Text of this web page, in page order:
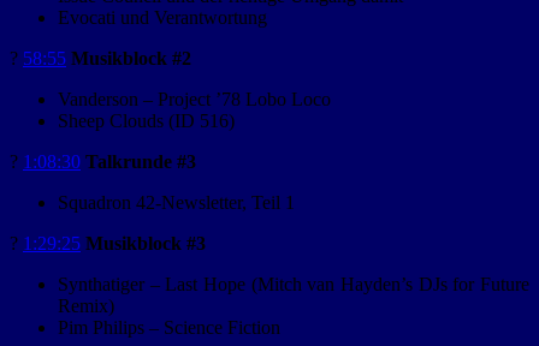
Evocati und Verantwortung
? 58:55 Musikblock #2
Vanderson – Project ’78 Lobo Loco
Sheep Clouds (ID 516)
?️ 1:08:30 Talkrunde #3
Squadron 42-Newsletter, Teil 1
? 1:29:25 Musikblock #3
Synthatiger – Last Hope (Mitch van Hayden’s DJs for Future
Remix)
Pim Philips – Science Fiction